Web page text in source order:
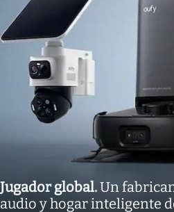
Jugador global.Un
audio y hogar inteligente